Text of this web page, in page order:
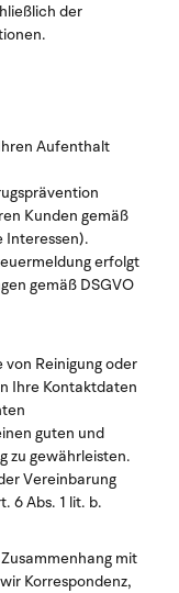
der
Aufenthalt
Kunden gemäß
Interessen).
erfolgt
gemäß DSGVO
von Reinigung oder
Ihre Kontaktdaten
guten und
zu gewährleisten.
Vereinbarung
6 Abs. 1 lit. b.
mit
Korrespondenz,